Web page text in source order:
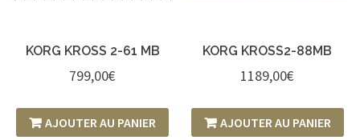
KORG KROSS 2-61 MB
799,00€
AJOUTER AU PANIER
KORG KROSS2-88MB
1189,00€
AJOUTER AU PANIER